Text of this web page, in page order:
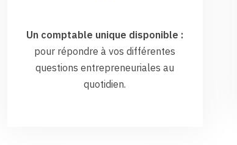
Un comptable unique disponible :
pour répondre à vos différentes
questions entrepreneuriales au
quotidien.